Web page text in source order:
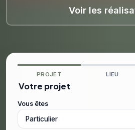
Voir les
PROJET LIEU
Votre projet
Vous êtes